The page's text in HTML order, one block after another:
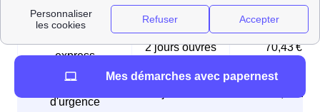
initiale
express
2 jours ouvrés 70,43 €
⚠️ Mise en service
d'urgence
168,96 €
Mes démarches avec papernest